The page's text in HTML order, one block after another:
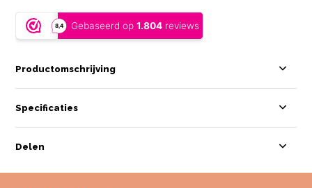
Productomschrijving
Specificaties
Delen